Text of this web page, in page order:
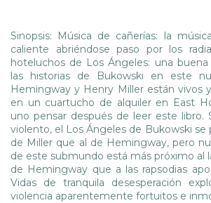
Sinopsis: Música de cañerías: la
caliente abriéndose paso por los
hoteluchos de Los Ángeles: una buena
las historias de Bukowski en este
Hemingway y Henry Miller están vivos
en un cuartucho de alquiler en East
uno pensar después de leer este libro.
violento, el Los Ángeles de Bukowski se
de Miller que al de Hemingway, pero
de este submundo está más próximo al
de Hemingway que a las rapsodias
Vidas de tranquila desesperación
violencia aparentemente fortuitos e